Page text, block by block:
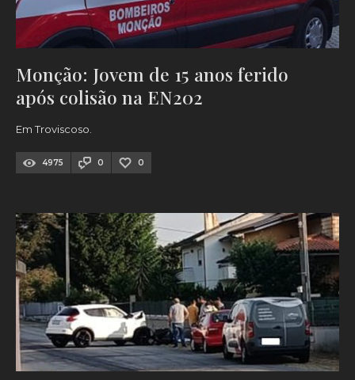
Monção: Jovem de 15 anos ferido
após colisão na EN202
Em Troviscoso.
4975 0 0